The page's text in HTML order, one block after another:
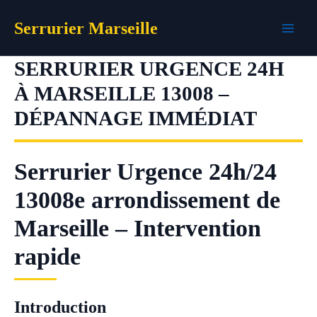
Serrurier Marseille
SERRURIER URGENCE 24H
À MARSEILLE 13008 –
DÉPANNAGE IMMÉDIAT
Serrurier Urgence 24h/24
13008e arrondissement de
Marseille – Intervention
rapide
Introduction